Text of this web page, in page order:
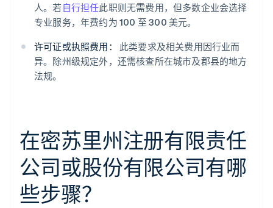
人。若自行担任此职则无需费用，但多数企业会选择
专业服务，年费约为 100 至 300 美元。
许可证或执照费用：
此类要求及相关费用因行业而
异。除州级规定外，还需核查所在城市及郡县的地方
法规。
在密苏里州注册有限责任
公司或股份有限公司有哪
些步骤？